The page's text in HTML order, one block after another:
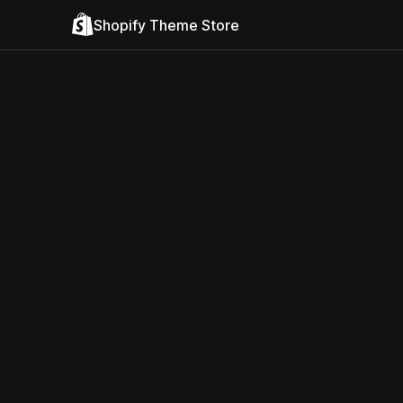
Shopify Theme Store